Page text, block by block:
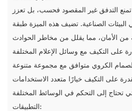
تمنع التدفق غير المقصود فحسب، بل تعزز
البيئات الصناعية. تضيف هذه الميزة طبقة
الكروي متوافق مع مجموعة متنوعة
على التكيف خيارًا متعدد الاستخدامات
التطبيقات: